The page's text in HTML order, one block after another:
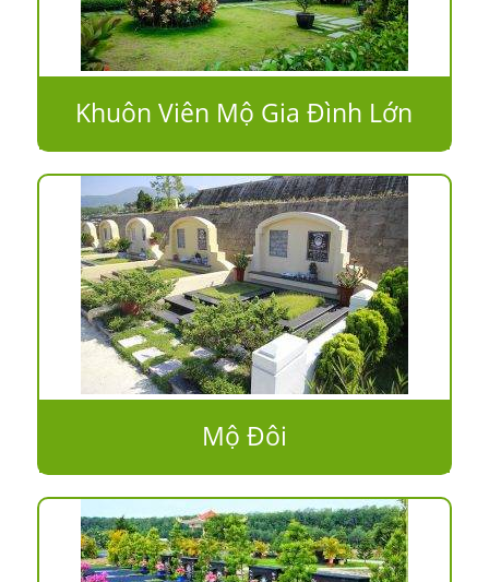
Khuôn Viên Mộ Gia Đình Lớn
Mộ Đôi